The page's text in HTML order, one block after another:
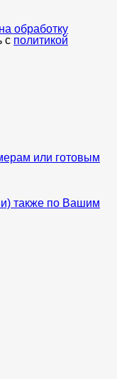
обработку
с политикой
или готовым
также по Вашим